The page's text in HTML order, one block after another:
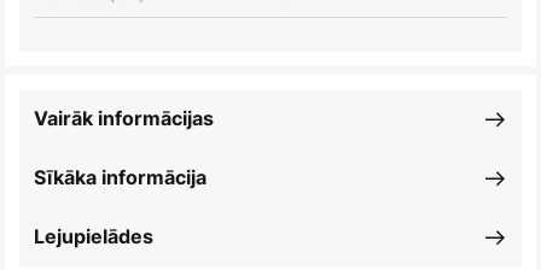
Sīkāka informācija
Vairāk informācijas
Lejupielādes